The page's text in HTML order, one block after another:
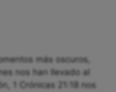
más oscuros,
nos han llevado al
1 Crónicas 21:18 nos